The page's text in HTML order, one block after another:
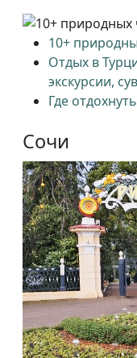
10+
Отдых в
экскурсии,
Где
Сочи